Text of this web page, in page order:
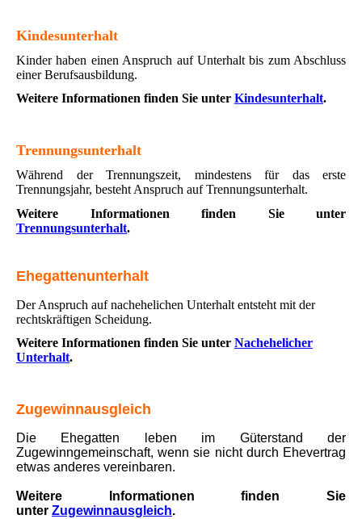
Kindesunterhalt
Kinder haben einen Anspruch auf Unterhalt bis zum Abschluss
einer Berufsaus­bildung.
Weitere Informationen finden Sie unter Kindesunterhalt.
Trennungsunterhalt
Während der Trennungszeit, mindestens für das erste
Trennungsjahr, besteht Anspruch auf Trennungsunterhalt.
Weitere Informationen finden Sie unter
Trennungsunterhalt.
Ehegattenunterhalt
Der Anspruch auf nachehelichen Unterhalt entsteht mit der
rechtskräftigen Scheidung.
Weitere Informationen finden Sie unter Nachehelicher
Unterhalt.
Zugewinnausgleich
Die Ehegatten leben im Güterstand der
Zugewinngemeinschaft, wenn sie nicht durch Ehevertrag
etwas anderes vereinbaren.
Weitere Informationen finden Sie
unter Zugewinnausgleich.